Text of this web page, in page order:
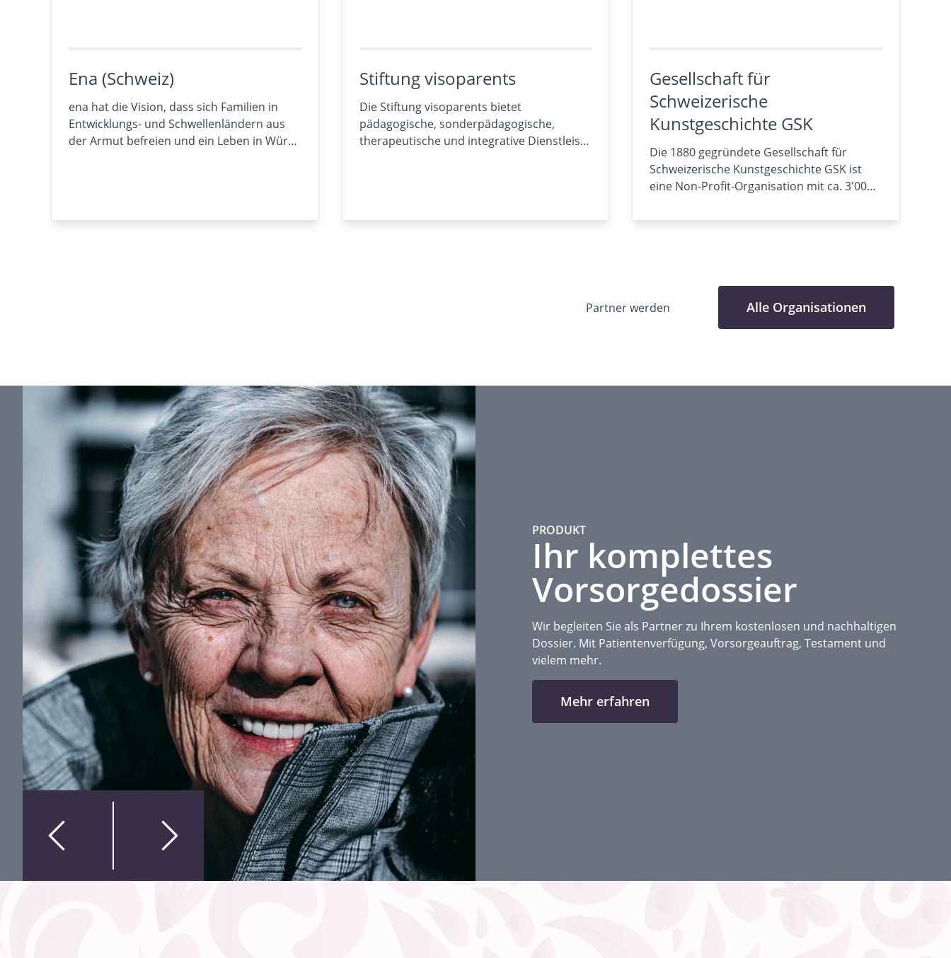
Ena (Schweiz)
ena hat die Vision, dass sich Familien in
Entwicklungs- und Schwellenländern aus
der Armut befreien und ein Leben in Wür…
Stiftung visoparents
Die Stiftung visoparents bietet
pädagogische, sonderpädagogische,
therapeutische und integrative Dienstleis…
Gesellschaft für
Schweizerische
Kunstgeschichte GSK
Die 1880 gegründete Gesellschaft für
Schweizerische Kunstgeschichte GSK ist
eine Non-Profit-Organisation mit ca. 3'00…
Partner werden Alle Organisationen
PRODUKT
Ihr komplettes
Vorsorgedossier
Wir begleiten Sie als Partner zu Ihrem kostenlosen und nachhaltigen
Dossier. Mit Patientenverfügung, Vorsorgeauftrag, Testament und
vielem mehr.
Mehr erfahren